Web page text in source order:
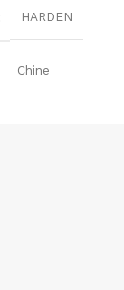
HARDEN
Chine